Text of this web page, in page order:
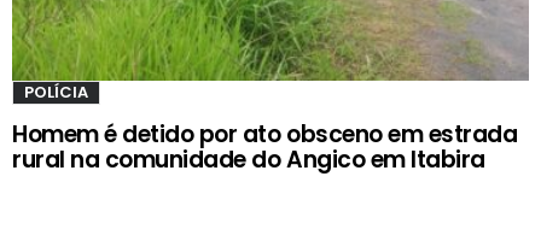
POLÍCIA
Homem é detido por ato obsceno em estrada
rural na comunidade do Angico em Itabira